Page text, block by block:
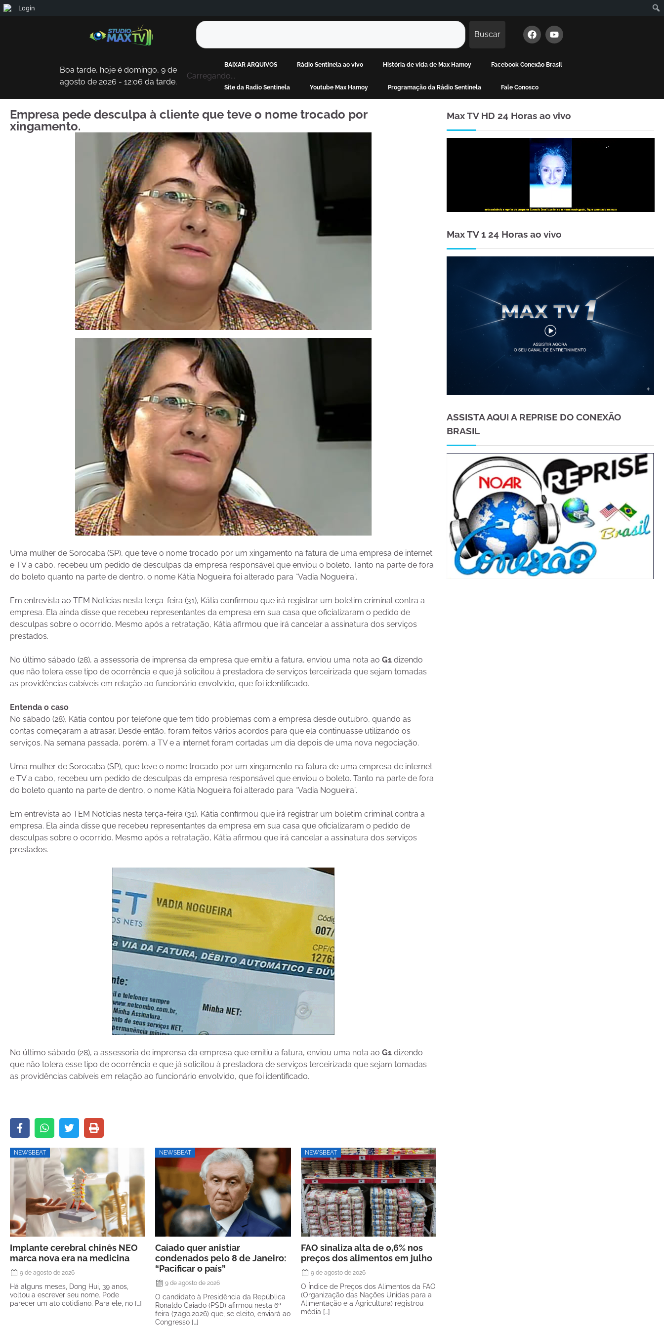
Buscar
Boa tarde, hoje é domingo, 9 de
agosto de 2026 - 12:06 da tarde.
Carregando...
BAIXAR ARQUIVOS Rádio Sentinela ao vivo História de vida de Max Hamoy Facebook Conexão Brasil
Site da Radio Sentinela Youtube Max Hamoy Programação da Rádio Sentinela Fale Conosco
Empresa pede desculpa à cliente que teve o nome trocado por
xingamento.
Uma mulher de Sorocaba (SP), que teve o nome trocado por um xingamento na fatura de uma empresa de internet
e TV a cabo, recebeu um pedido de desculpas da empresa responsável que enviou o boleto. Tanto na parte de fora
do boleto quanto na parte de dentro, o nome Kátia Nogueira foi alterado para “Vadia Nogueira”.
Em entrevista ao TEM Notícias nesta terça-feira (31), Kátia confirmou que irá registrar um boletim criminal contra a
empresa. Ela ainda disse que recebeu representantes da empresa em sua casa que oficializaram o pedido de
desculpas sobre o ocorrido. Mesmo após a retratação, Kátia afirmou que irá cancelar a assinatura dos serviços
prestados.
No último sábado (28), a assessoria de imprensa da empresa que emitiu a fatura, enviou uma nota ao G1 dizendo
que não tolera esse tipo de ocorrência e que já solicitou à prestadora de serviços terceirizada que sejam tomadas
as providências cabíveis em relação ao funcionário envolvido, que foi identificado.
Entenda o caso
No sábado (28), Kátia contou por telefone que tem tido problemas com a empresa desde outubro, quando as
contas começaram a atrasar. Desde então, foram feitos vários acordos para que ela continuasse utilizando os
serviços. Na semana passada, porém, a TV e a internet foram cortadas um dia depois de uma nova negociação.
Uma mulher de Sorocaba (SP), que teve o nome trocado por um xingamento na fatura de uma empresa de internet
e TV a cabo, recebeu um pedido de desculpas da empresa responsável que enviou o boleto. Tanto na parte de fora
do boleto quanto na parte de dentro, o nome Kátia Nogueira foi alterado para “Vadia Nogueira”.
Em entrevista ao TEM Notícias nesta terça-feira (31), Kátia confirmou que irá registrar um boletim criminal contra a
empresa. Ela ainda disse que recebeu representantes da empresa em sua casa que oficializaram o pedido de
desculpas sobre o ocorrido. Mesmo após a retratação, Kátia afirmou que irá cancelar a assinatura dos serviços
prestados.
No último sábado (28), a assessoria de imprensa da empresa que emitiu a fatura, enviou uma nota ao G1 dizendo
que não tolera esse tipo de ocorrência e que já solicitou à prestadora de serviços terceirizada que sejam tomadas
as providências cabíveis em relação ao funcionário envolvido, que foi identificado.
NEWSBEAT
Implante cerebral chinês NEO
marca nova era na medicina
9 de agosto de 2026
Há alguns meses, Dong Hui, 39 anos,
voltou a escrever seu nome. Pode
parecer um ato cotidiano. Para ele, no […]
NEWSBEAT
Caiado quer anistiar
condenados pelo 8 de Janeiro:
“Pacificar o país”
9 de agosto de 2026
O candidato à Presidência da República
Ronaldo Caiado (PSD) afirmou nesta 6ª
feira (7.ago.2026) que, se eleito, enviará ao
Congresso […]
NEWSBEAT
FAO sinaliza alta de 0,6% nos
preços dos alimentos em julho
9 de agosto de 2026
O Índice de Preços dos Alimentos da FAO
(Organização das Nações Unidas para a
Alimentação e a Agricultura) registrou
média […]
Max TV HD 24 Horas ao vivo
Max TV 1 24 Horas ao vivo
ASSISTA AQUI A REPRISE DO CONEXÃO
BRASIL
Login